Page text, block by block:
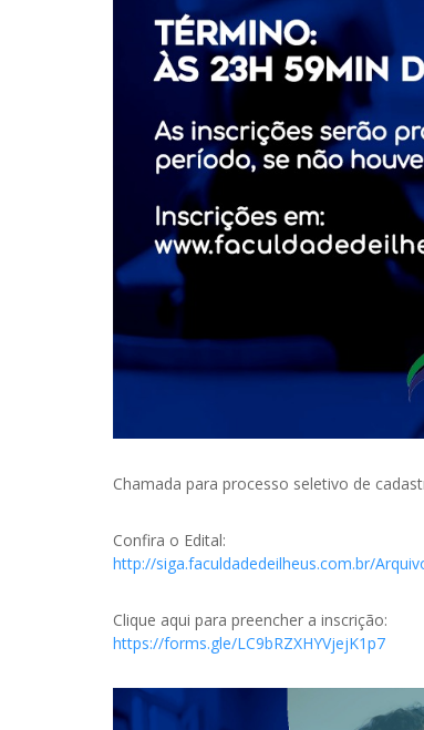
Chamada para processo seletivo de
Confira o Edital:
http://siga.faculdadedeilheus.com.br/
Clique aqui para preencher a inscrição:
https://forms.gle/LC9bRZXHYVjejK1p7